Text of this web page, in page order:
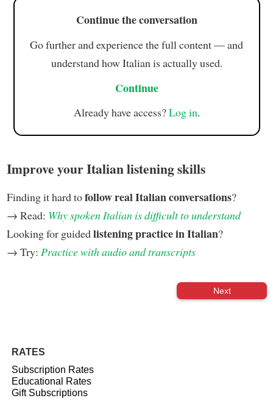
Continue the conversation
Go further and experience the full content — and
understand how Italian is actually used.
Continue
Already have access?Log in.
Improve your Italian listening skills
Finding it hard tofollow real Italian conversations?
→ Read: Why spoken Italian is difficult to understand
Looking for guidedlistening practice in Italian?
→ Try: Practice with audio and transcripts
Next
RATES
Subscription Rates
Educational Rates
Gift Subscriptions